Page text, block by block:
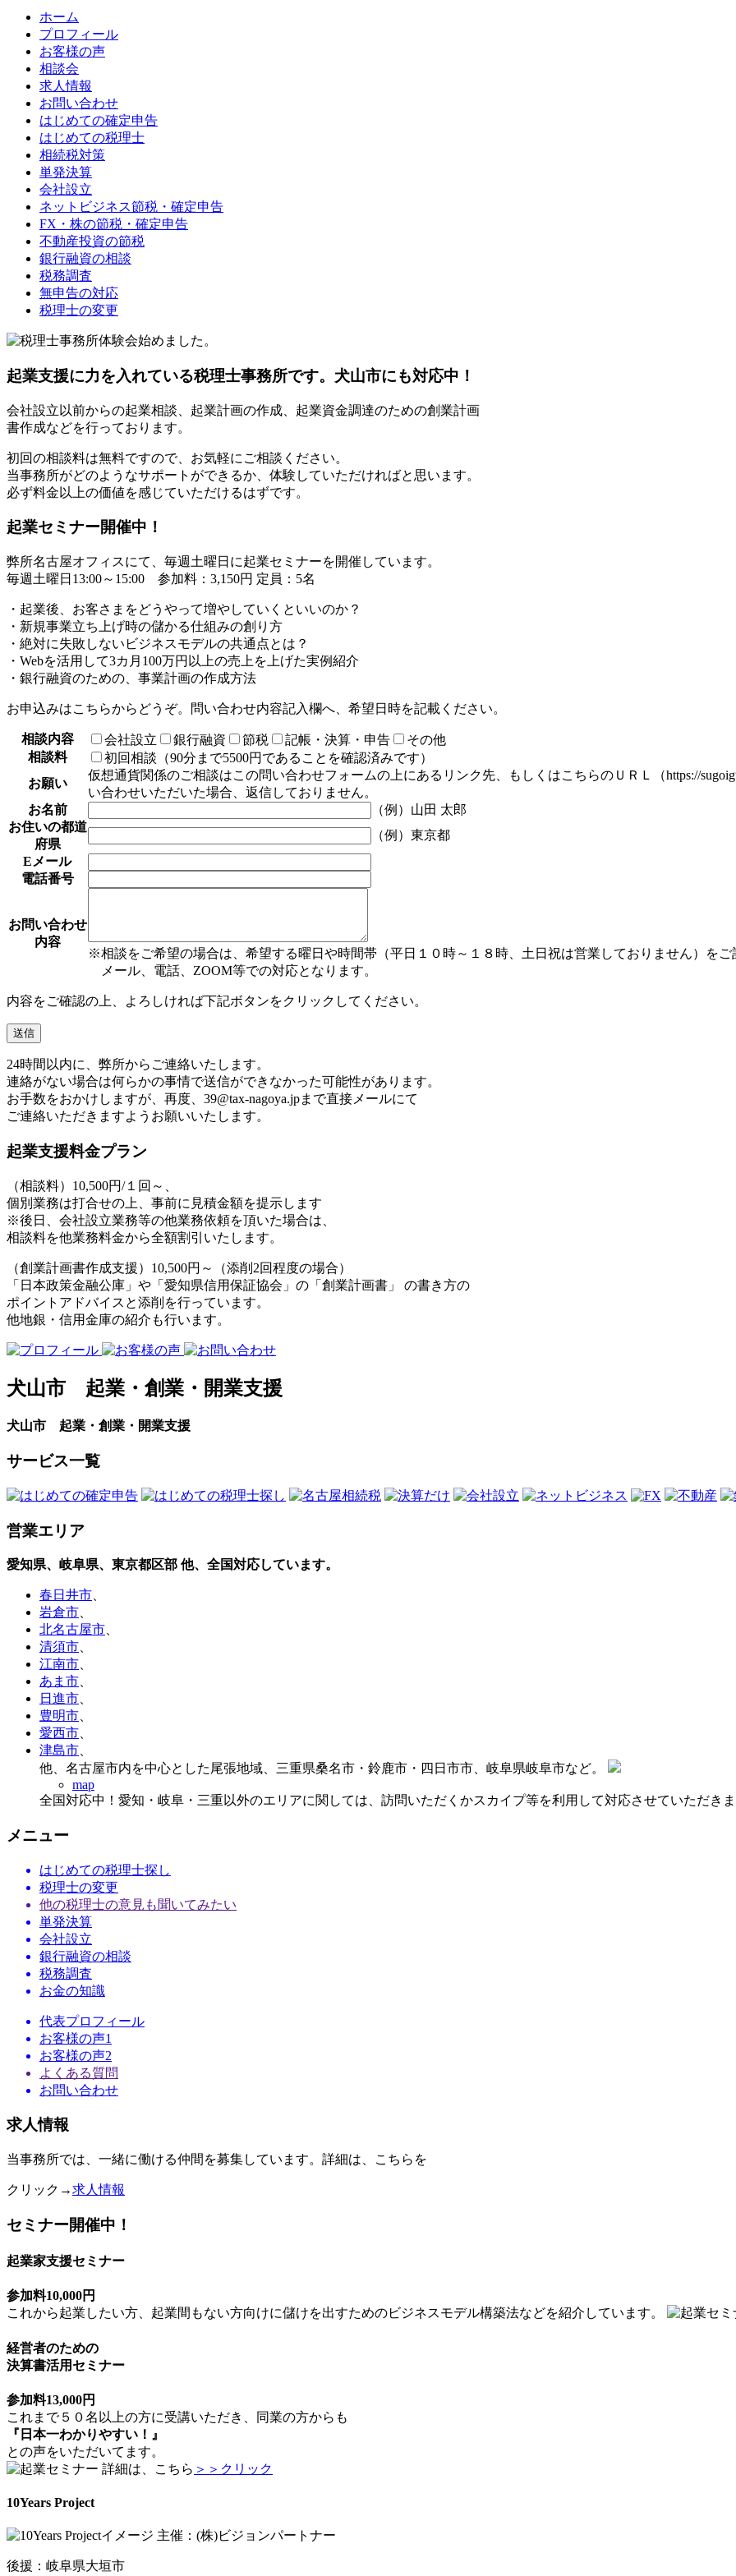
ホーム
プロフィール
お客様の声
相談会
求人情報
お問い合わせ
はじめての確定申告
はじめての税理士
相続税対策
単発決算
会社設立
ネットビジネス節税・確定申告
FX・株の節税・確定申告
不動産投資の節税
銀行融資の相談
税務調査
無申告の対応
税理士の変更
起業支援に力を入れている税理士事務所です。犬山市にも対応中！
会社設立以前からの起業相談、起業計画の作成、起業資金調達のための創業計画
書作成などを行っております。
初回の相談料は無料ですので、お気軽にご相談ください。
当事務所がどのようなサポートができるか、体験していただければと思います。
必ず料金以上の価値を感じていただけるはずです。
起業セミナー開催中！
弊所名古屋オフィスにて、毎週土曜日に起業セミナーを開催しています。
毎週土曜日13:00～15:00 参加料：3,150円 定員：5名
・起業後、お客さまをどうやって増やしていくといいのか？
・新規事業立ち上げ時の儲かる仕組みの創り方
・絶対に失敗しないビジネスモデルの共通点とは？
・Webを活用して3カ月100万円以上の売上を上げた実例紹介
・銀行融資のための、事業計画の作成方法
お申込みはこちらからどうぞ。問い合わせ内容記入欄へ、希望日時を記載ください。
相談内容 会社設立 銀行融資 節税 記帳・決算・申告
その他
相談料
初回相談（90分まで5500円であることを確認済みです）
お願い
仮想通貨関係のご相談はこの問い合わせフォームの上にあるリンク先、もしくはこちらのＵＲＬ（https://
い合わせいただいた場合、返信しておりません。
お名前
（例）山田 太郎
お住いの都道
府県
（例）東京都
Eメール
電話番号
お問い合わせ
内容
※相談をご希望の場合は、希望する曜日や時間帯（平日１０時～１８時、土日祝は営業しておりません）をご
メール、電話、ZOOM等での対応となります。
内容をご確認の上、よろしければ下記ボタンをクリックしてください。
24時間以内に、弊所からご連絡いたします。
連絡がない場合は何らかの事情で送信ができなかった可能性があります。
お手数をおかけしますが、再度、 39@tax-nagoya.jpまで直接メールにて
ご連絡いただきますようお願いいたします。
起業支援料金プラン
（相談料）10,500円/１回～、
個別業務は打合せの上、事前に見積金額を提示します
※後日、会社設立業務等の他業務依頼を頂いた場合は、
相談料を他業務料金から全額割引いたします。
（創業計画書作成支援）10,500円～（添削2回程度の場合）
「日本政策金融公庫」や「愛知県信用保証協会」の「創業計画書」 の書き方の
ポイントアドバイスと添削を行っています。
他地銀・信用金庫の紹介も行います。
犬山市 起業・創業・開業支援
犬山市 起業・創業・開業支援
サービス一覧
営業エリア
愛知県、岐阜県、東京都区部 他、全国対応しています。
春日井市
岩倉市
北名古屋市
清須市
江南市
あま市
日進市
豊明市
愛西市
津島市
他、名古屋市内を中心とした尾張地域、三重県桑名市・鈴鹿市・四日市市、岐阜県岐阜市など。
map
全国対応中！愛知・岐阜・三重以外のエリアに関しては、訪問いただくかスカイプ等を利用して対応させていただき
メニュー
はじめての税理士探し
税理士の変更
他の税理士の意見も聞いてみたい
単発決算
会社設立
銀行融資の相談
税務調査
お金の知識
代表プロフィール
お客様の声1
お客様の声2
よくある質問
お問い合わせ
求人情報
当事務所では、一緒に働ける仲間を募集しています。詳細は、こちらを
クリック→求人情報
セミナー開催中！
起業家支援セミナー
参加料10,000円
これから起業したい方、起業間もない方向けに儲けを出すためのビジネスモデル構築法などを紹介しています。
経営者のための
決算書活用セミナー
参加料13,000円
これまで５０名以上の方に受講いただき、同業の方からも
『日本一わかりやすい！』
との声をいただいてます。
詳細は、こちら ＞＞クリック
10Years Project
主催：(株)ビジョンパートナー
後援：岐阜県大垣市